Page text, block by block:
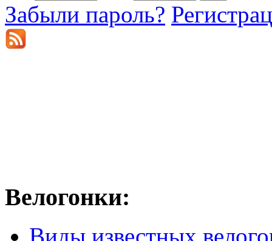
Забыли пароль?
Велогонки: